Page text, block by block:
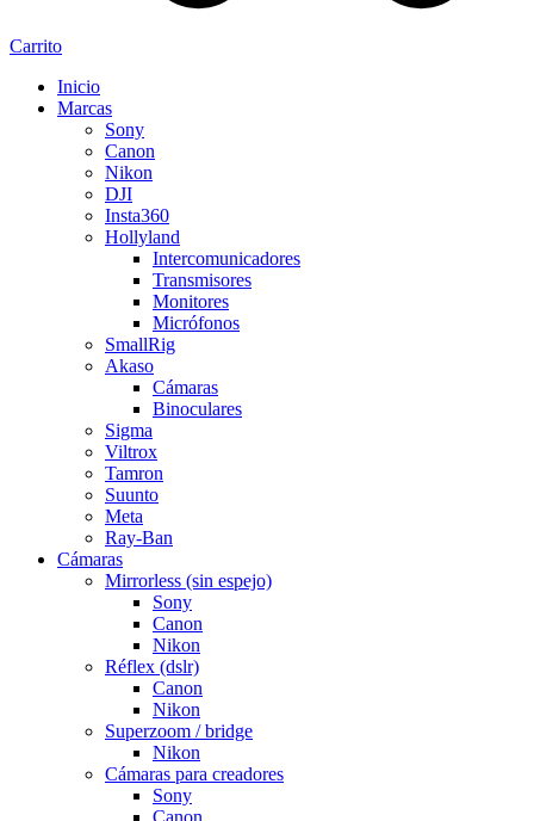
Carrito
Inicio
Marcas
Sony
Canon
Nikon
DJI
Insta360
Hollyland
Intercomunicadores
Transmisores
Monitores
Micrófonos
SmallRig
Akaso
Cámaras
Binoculares
Sigma
Viltrox
Tamron
Suunto
Meta
Ray-Ban
Cámaras
Mirrorless (sin espejo)
Sony
Canon
Nikon
Réflex (dslr)
Canon
Nikon
Superzoom / bridge
Nikon
Cámaras para creadores
Sony
Canon